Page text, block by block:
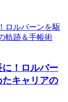
に！ロルバー
キャリアの